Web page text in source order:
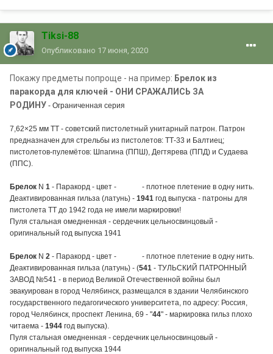
Tiksi-88
Опубликовано 17 июня, 2020
Покажу предметы попроще - на пример: Брелок из
паракорда для ключей - ОНИ СРАЖАЛИСЬ ЗА
РОДИНУ - Ограниченная серия
7,62×25 мм ТТ - советский пистолетный унитарный патрон. Патрон
предназначен для стрельбы из пистолетов: ТТ-33 и Балтиец;
пистолетов-пулемётов: Шпагина (ППШ), Дегтярева (ППД) и Судаева
(ППС).
Брелок N 1 - Паракорд - цвет - - плотное плетение в одну нить.
Деактивированная гильза (латунь) - 1941 год выпуска - патроны для
пистолета ТТ до 1942 года не имели маркировки!
Пуля стальная омедненная - сердечник цельносвинцовый -
оригинальный год выпуска 1941
Брелок N 2 - Паракорд - цвет - - плотное плетение в одну нить.
Деактивированная гильза (латунь) - (541 - ТУЛЬСКИЙ ПАТРОННЫЙ
ЗАВОД №541 - в период Великой Отечественной войны был
эвакуирован в город Челябинск, размещался в здании Челябинского
государственного педагогического университета, по адресу: Россия,
город Челябинск, проспект Ленина, 69 - "44" - маркировка гильз плохо
читаема - 1944 год выпуска).
Пуля стальная омедненная - сердечник цельносвинцовый -
оригинальный год выпуска 1944